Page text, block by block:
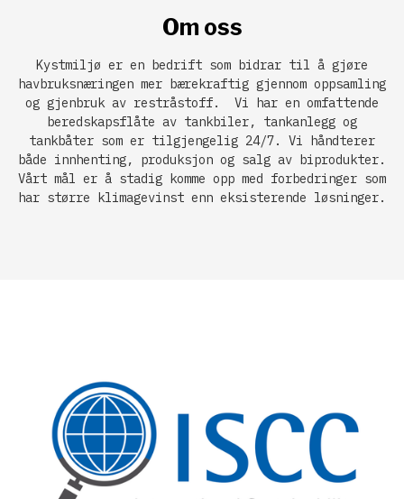
Om oss
Kystmiljø er en bedrift som bidrar til å gjøre
havbruksnæringen mer bærekraftig gjennom oppsamling
og gjenbruk av restråstoff. Vi har en omfattende
beredskapsflåte av tankbiler, tankanlegg og
tankbåter som er tilgjengelig 24/7. Vi håndterer
både innhenting, produksjon og salg av biprodukter.
Vårt mål er å stadig komme opp med forbedringer som
har større klimagevinst enn eksisterende løsninger.